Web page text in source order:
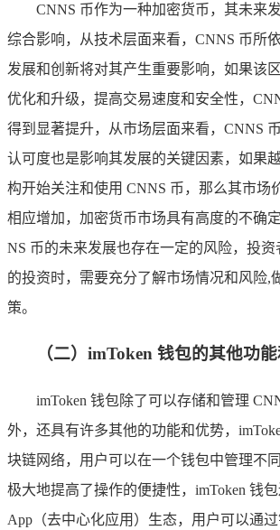
CNNS 币作为一种加密货币，其未来
综合影响，从技术层面来看，CNNS 币所
发展和创新将对其产生重要影响，如果该
优化和升级，提高交易速度和安全性，
得到显著提升，从市场层面来看，CNNS
认可度也是影响其发展的关键因素，如果
构开始关注和使用 CNNS 币，那么其市场
相应增加，加密货币市场具有高度的不确
NS 币的未来发展也存在一定的风险，投资
的投资时，需要充分了解市场情况和风险,
策。
（二）imToken 钱包的其他功
imToken 钱包除了可以存储和管理
外，还具有许多其他的功能和优势，
块链网络，用户可以在一个钱包中管理不
极大地提高了操作的便捷性，imToken 钱
App（去中心化应用）生态，用户可以通